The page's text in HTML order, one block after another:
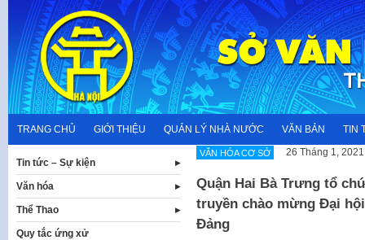
content
TRANG CHỦ GIỚI THIỆU QUẢN LÝ NHÀ NƯỚC VĂN BẢN TIN
VĂN HÓA CƠ SỞ 26 Tháng 1, 2021
Quận Hai Bà Trưng tổ
truyền chào mừng Đại
Đảng
Tin tức – Sự kiện
Văn hóa
Thể Thao
Quy tắc ứng xử